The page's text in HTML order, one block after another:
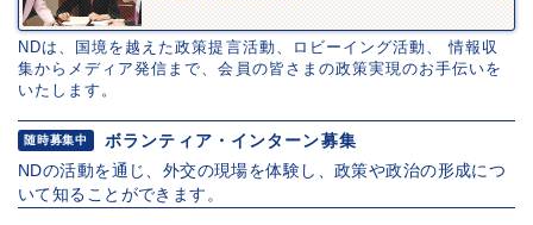
NDは、国境を越えた政策提言活動、ロビーイング活動、 情報収
集からメディア発信まで、会員の皆さまの政策実現のお手伝いを
いたします。
随時募集中
ボランティア・インターン募集
NDの活動を通じ、外交の現場を体験し、政策や政治の形成につ
いて知ることができます。